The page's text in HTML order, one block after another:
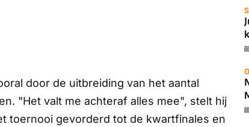
door de uitbreiding van het aantal
"Het valt me achteraf alles mee", stelt hij
toernooi gevorderd tot de kwartfinales en